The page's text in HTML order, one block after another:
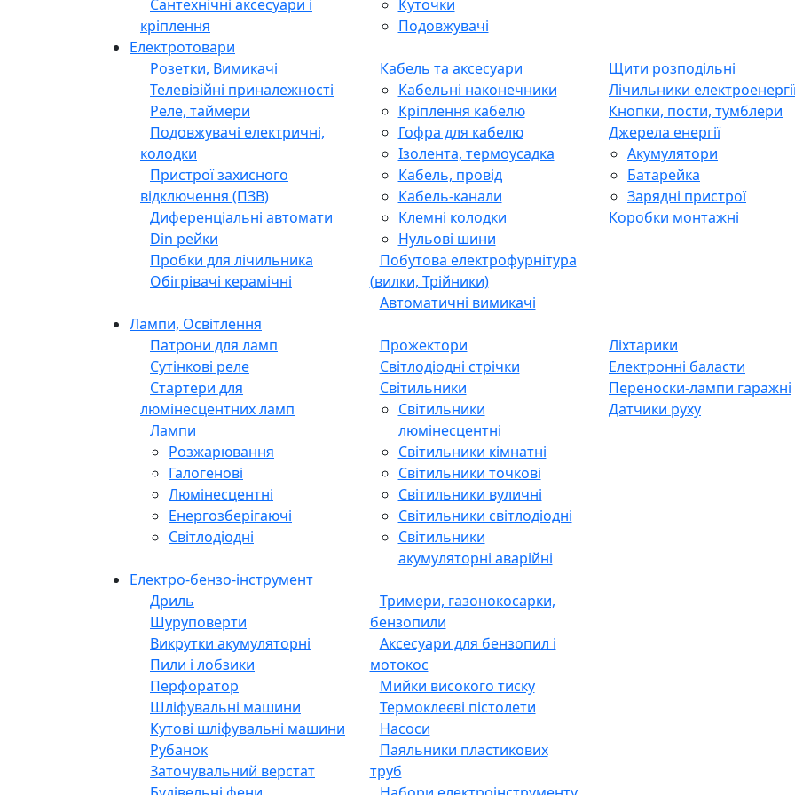
Сантехнічні аксесуари і
кріплення
Куточки
Подовжувачі
Електротовари
Розетки, Вимикачі
Телевізійні приналежності
Реле, таймери
Подовжувачі електричні,
колодки
Пристрої захисного
відключення (ПЗВ)
Диференціальні автомати
Din рейки
Пробки для лічильника
Обігрівачі керамічні
Кабель та аксесуари
Кабельні наконечники
Кріплення кабелю
Гофра для кабелю
Ізолента, термоусадка
Кабель, провід
Кабель-канали
Клемні колодки
Нульові шини
Побутова електрофурнітура
(вилки, Трійники)
Автоматичні вимикачі
Щити розподільні
Лічильники
Кнопки, пости, тумблери
Джерела енергії
Акумулятори
Батарейка
Зарядні пристрої
Коробки монтажні
Лампи, Освітлення
Патрони для ламп
Сутінкові реле
Стартери для
люмінесцентних ламп
Лампи
Розжарювання
Галогенові
Люмінесцентні
Енергозберігаючі
Світлодіодні
Прожектори
Світлодіодні стрічки
Світильники
Світильники
люмінесцентні
Світильники кімнатні
Світильники точкові
Світильники вуличні
Світильники світлодіодні
Світильники
акумуляторні аварійні
Ліхтарики
Електронні баласти
Переноски-лампи гаражні
Датчики руху
Електро-бензо-інструмент
Дриль
Шуруповерти
Викрутки акумуляторні
Пили і лобзики
Перфоратор
Шліфувальні машини
Кутові шліфувальні машини
Рубанок
Заточувальний верстат
Тримери, газонокосарки,
бензопили
Аксесуари для бензопил і
мотокос
Мийки високого тиску
Термоклеєві пістолети
Насоси
Паяльники пластикових
труб